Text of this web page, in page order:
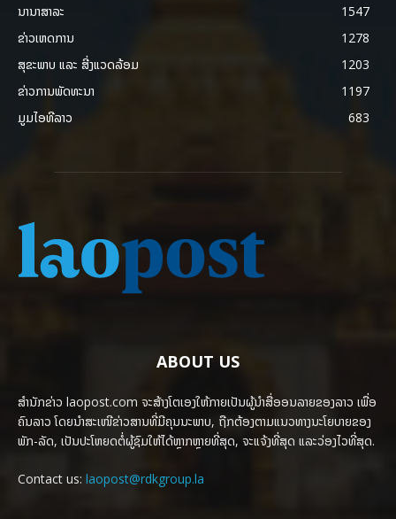
ນານາສາລະ
1547
ຂ່າວເຫດການ
1278
ສຸຂະພາບ ແລະ ສີ່ງແວດລ້ອມ
1203
ຂ່າວການພັດທະນາ
1197
ມູມໄອທີລາວ
683
ABOUT US
ສຳນັກຂ່າວ laopost.com ຈະສ້າງໂຕເອງໃຫ້ກາຍເປັນຜູ້ນຳສື່ອອນລາຍຂອງລາວ ເພື່ອ
ຄົນລາວ ໂດຍນຳສະເໜີຂ່າວສານທີ່ມີຄຸນນະພາບ, ຖືກຕ້ອງຕາມແນວທາງນະໂຍບາຍຂອງ
ພັກ-ລັດ, ເປັນປະໂຫຍດຕໍ່ຜູ້ຊົມໃຫ້ໄດ້ຫຼາກຫຼາຍທີ່ສຸດ, ຈະແຈ້ງທີ່ສຸດ ແລະວ່ອງໄວທີ່ສຸດ.
Contact us: laopost@rdkgroup.la